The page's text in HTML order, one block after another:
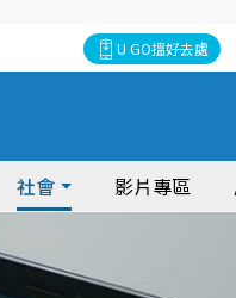
U GO搵好去處
社會 影片專區